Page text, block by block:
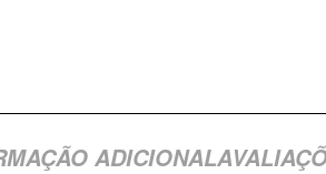
ADICIONAL